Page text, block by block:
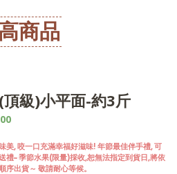
商品
級)小平面-約3斤
美, 咬一口充滿幸福好滋味! 年節最佳伴手禮, 可
禮~ 季節水果(限量)採收,恕無法指定到貨日,將依
序出貨～ 敬請耐心等候。